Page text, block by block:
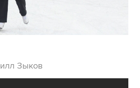
Зыков